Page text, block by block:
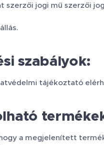
szerzői jogi mű szerzői
szabályok:
tájékoztató
a megjelenített